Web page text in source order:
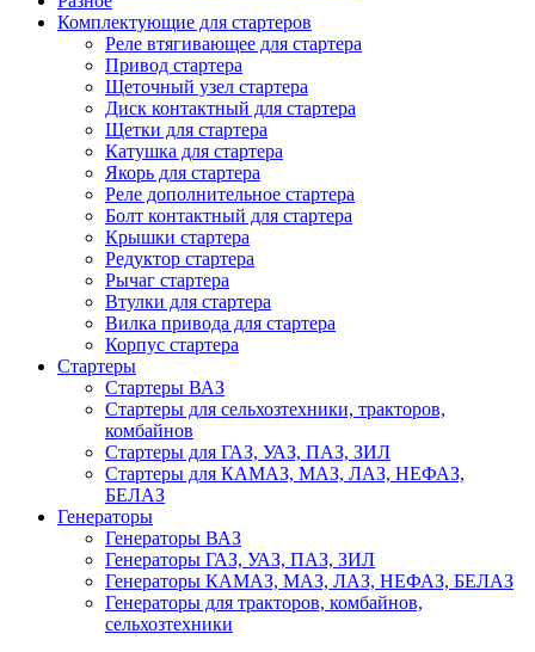
Комплектующие для стартеров
Реле втягивающее для стартера
Привод стартера
Щеточный узел стартера
Диск контактный для стартера
Щетки для стартера
Катушка для стартера
Якорь для стартера
Реле дополнительное стартера
Болт контактный для стартера
Крышки стартера
Редуктор стартера
Рычаг стартера
Втулки для стартера
Вилка привода для стартера
Корпус стартера
Стартеры
Стартеры ВАЗ
Стартеры для сельхозтехники, тракторов,
комбайнов
Стартеры для ГАЗ, УАЗ, ПАЗ, ЗИЛ
Стартеры для КАМАЗ, МАЗ, ЛАЗ, НЕФАЗ,
БЕЛАЗ
Генераторы
Генераторы ВАЗ
Генераторы ГАЗ, УАЗ, ПАЗ, ЗИЛ
Генераторы КАМАЗ, МАЗ, ЛАЗ, НЕФАЗ, БЕЛАЗ
Генераторы для тракторов, комбайнов,
сельхозтехники